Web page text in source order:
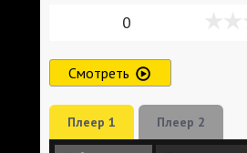
0
Смотреть
Плеер 1 Плеер 2